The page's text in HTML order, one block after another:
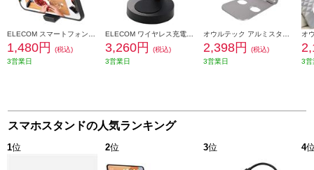
1,480円
(税込)
3営業日
3,260円
(税込)
3営業日
2,398円
(税込)
3営業日
3営
スマホスタンドの人気ランキング
1位 2位 3位 4